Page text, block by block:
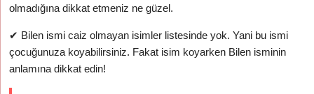
olmadığına dikkat etmeniz ne güzel.
✔ Bilen ismi caiz olmayan isimler listesinde yok. Yani bu ismi
çocuğunuza koyabilirsiniz. Fakat isim koyarken Bilen isminin
anlamına dikkat edin!